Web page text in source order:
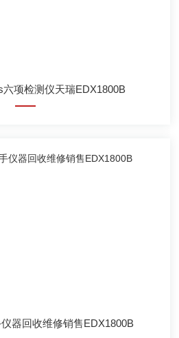
六项检测仪天瑞EDX1800B
器回收维修销售EDX1800B